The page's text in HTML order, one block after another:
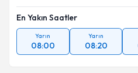
En Yakın Saatler
Yarın
08:00
Yarın
08:20